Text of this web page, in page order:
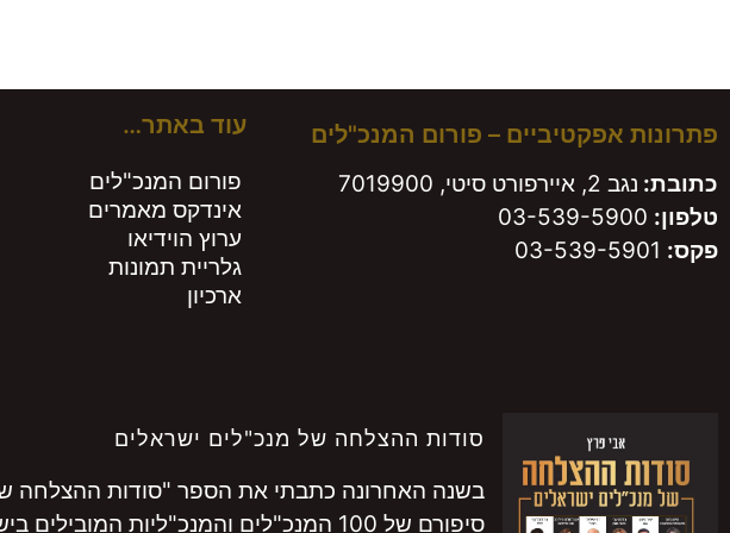
פתרונות אפקטיביים – פורום המנכ"לים
כתובת: נגב 2, איירפורט סיטי, 7019900
טלפון: 03-539-5900
פקס:
עוד באתר…
פורום המנכ"לים
אינדקס מאמרים
ערוץ הוידיאו
גלריית תמונות
ארכיון
סודות ההצלחה של מנכ"לים ישראלים
בשנה האחרונה כתבתי את הספר "סודות ההצלחה של
סיפורם של 100 המנכ"לים והמנכ"ליות המובילים בישראל.